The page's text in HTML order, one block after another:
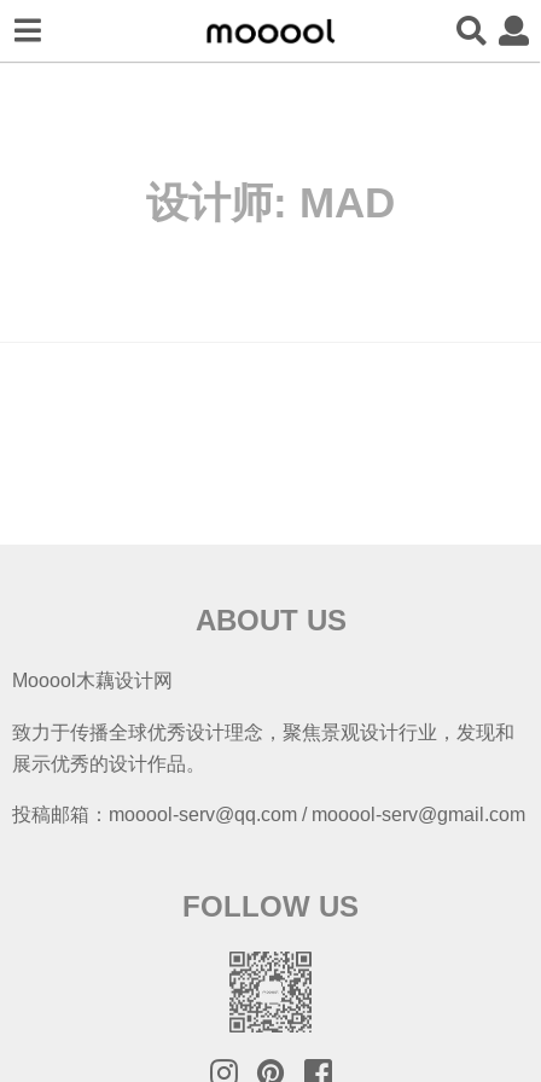
设计师: MAD
ABOUT US
Mooool木藕设计网
致力于传播全球优秀设计理念，聚焦景观设计行业，发现和
展示优秀的设计作品。
投稿邮箱：mooool-serv@qq.com / mooool-serv@gmail.com
FOLLOW US